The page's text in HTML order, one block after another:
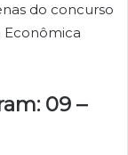
do concurso
Econômica
09 –